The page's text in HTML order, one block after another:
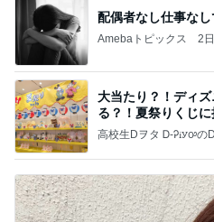
配偶者なし仕事な
Amebaトピックス 2
大当たり？！ディ
る？！夏祭りくじに